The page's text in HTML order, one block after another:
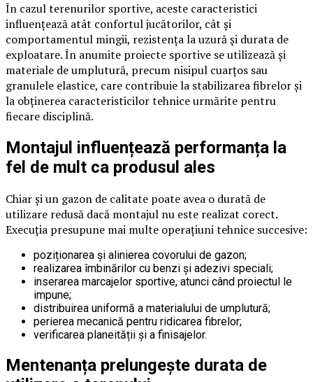
În cazul terenurilor sportive, aceste caracteristici
influențează atât confortul jucătorilor, cât și
comportamentul mingii, rezistența la uzură și durata de
exploatare. În anumite proiecte sportive se utilizează și
materiale de umplutură, precum nisipul cuarțos sau
granulele elastice, care contribuie la stabilizarea fibrelor și
la obținerea caracteristicilor tehnice urmărite pentru
fiecare disciplină.
Montajul influențează performanța la
fel de mult ca produsul ales
Chiar și un gazon de calitate poate avea o durată de
utilizare redusă dacă montajul nu este realizat corect.
Execuția presupune mai multe operațiuni tehnice succesive:
poziționarea și alinierea covorului de gazon;
realizarea îmbinărilor cu benzi și adezivi speciali;
inserarea marcajelor sportive, atunci când proiectul le
impune;
distribuirea uniformă a materialului de umplutură;
perierea mecanică pentru ridicarea fibrelor;
verificarea planeității și a finisajelor.
Mentenanța prelungește durata de